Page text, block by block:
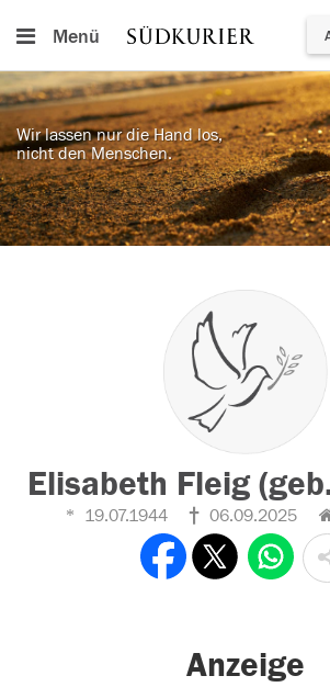
Menü
Wir lassen nur die Hand los,
nicht den Menschen.
Elisabeth Fleig
19.07.1944 06.09.2025
Anzeige